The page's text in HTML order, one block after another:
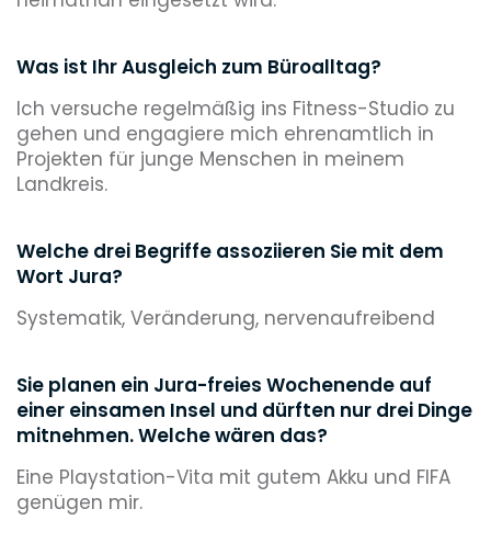
Was ist Ihr Ausgleich zum Büroalltag?
Ich versuche regelmäßig ins Fitness-Studio zu
gehen und engagiere mich ehrenamtlich in
Projekten für junge Menschen in meinem
Landkreis.
Welche drei Begriffe assoziieren Sie mit dem
Wort Jura?
Systematik, Veränderung, nervenaufreibend
Sie planen ein Jura-freies Wochenende auf
einer einsamen Insel und dürften nur drei Dinge
mitnehmen. Welche wären das?
Eine Playstation-Vita mit gutem Akku und FIFA
genügen mir.